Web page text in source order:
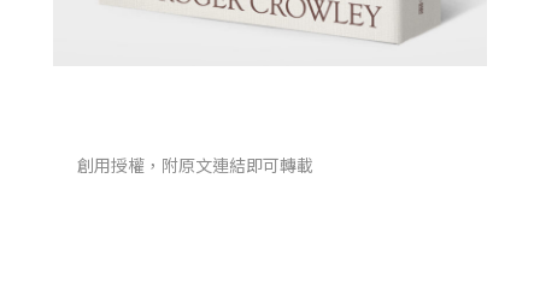
創用授權，附原文連結即可轉載